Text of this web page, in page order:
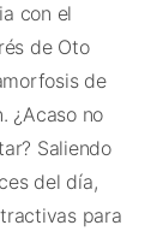
con el
de Oto
de
¿Acaso no
Saliendo
del día,
para